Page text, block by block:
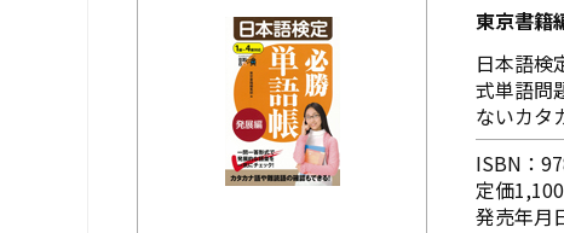
東京書籍
日本語検
式単語問
ないカタ
ISBN：
定価
発売年月